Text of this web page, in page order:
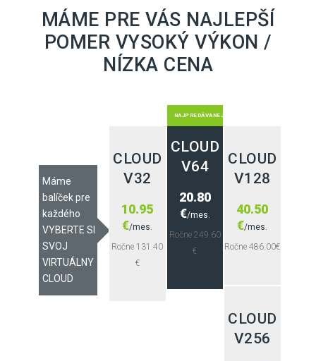
MÁME PRE VÁS NAJLEPŠÍ
POMER VYSOKÝ VÝKON /
NÍZKA CENA
Máme
balíček pre
každého
VYBERTE SI
SVOJ
VIRTUÁLNY
CLOUD
CLOUD
V32
10.95
€/mes.
Ročne 131.40
€
NAJPREDÁVANEJŠÍ
CLOUD
V64
20.80
€/mes.
Ročne 249.60
€
CLOUD
V128
40.50
€/mes.
Ročne 486.00€
CLOUD
V256